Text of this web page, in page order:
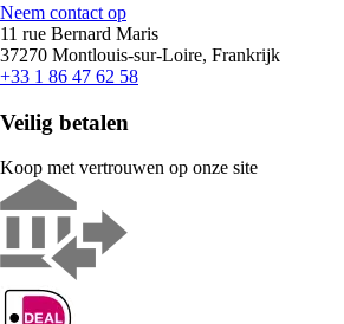
Neem contact op
11 rue Bernard Maris
37270 Montlouis-sur-Loire, Frankrijk
+33 1 86 47 62 58
Veilig betalen
Koop met vertrouwen op onze site